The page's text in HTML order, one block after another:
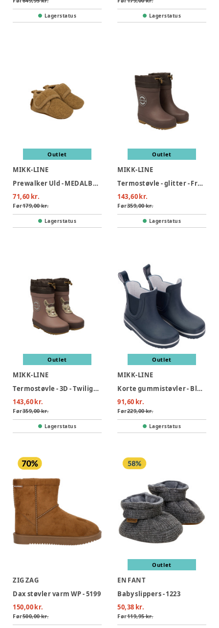
Lagerstatus Lagerstatus
Outlet
MIKK-LINE
Prewalker Uld - MEDALBRONZ
71,60 kr.
Før179,00 kr.
Lagerstatus
Outlet
MIKK-LINE
Termostøvle - glitter - French roast
143,60 kr.
Før359,00 kr.
Lagerstatus
Outlet
MIKK-LINE
Termostøvle - 3D - Twilight mauve
143,60 kr.
Før359,00 kr.
Lagerstatus
Outlet
MIKK-LINE
Korte gummistøvler - Blue Nights
91,60 kr.
Før229,00 kr.
Lagerstatus
ZIG ZAG
Dax støvler varm WP - 5199
150,00 kr.
Før500,00 kr.
Outlet
EN FANT
Baby slippers - 1223
50,38 kr.
Før119,95 kr.